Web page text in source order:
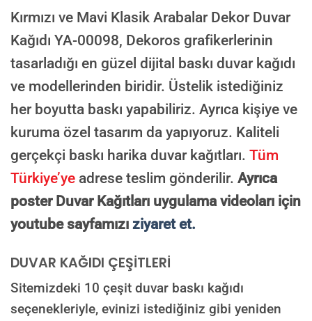
Görseliniz baskıya alınmadan önce ölçüye göre düzenlenmiş son hali
AI TASARIMIYLA SIPARIŞ VER
ONAYINIZDAN SONRA BASKIYA GEÇILECEK
Kırmızı ve Mavi Klasik Arabalar Dekor Duvar
Kağıdı YA-00098, Dekoros grafikerlerinin
tasarladığı en güzel dijital baskı duvar kağıdı
ve modellerinden biridir. Üstelik istediğiniz
her boyutta baskı yapabiliriz. Ayrıca kişiye ve
kuruma özel tasarım da yapıyoruz. Kaliteli
gerçekçi baskı harika duvar kağıtları. Tüm
Türkiye’ye adrese teslim gönderilir. Ayrıca
poster Duvar Kağıtları uygulama videoları için
youtube sayfamızı ziyaret et.
DUVAR KAĞIDI ÇEŞİTLERİ
Sitemizdeki 10 çeşit duvar baskı kağıdı
seçenekleriyle, evinizi istediğiniz gibi yeniden